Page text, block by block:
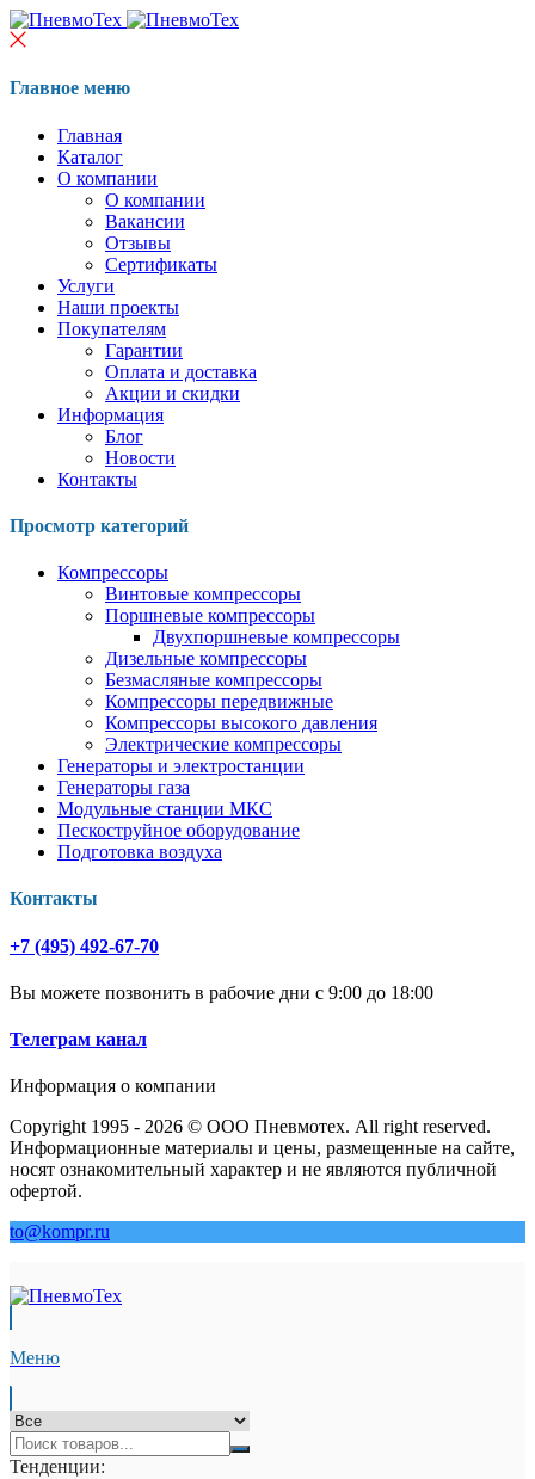
Главное меню
Главная
Каталог
О компании
О компании
Вакансии
Отзывы
Сертификаты
Услуги
Наши проекты
Покупателям
Гарантии
Оплата и доставка
Акции и скидки
Информация
Блог
Новости
Контакты
Просмотр категорий
Компрессоры
Винтовые компрессоры
Поршневые компрессоры
Двухпоршневые компрессоры
Дизельные компрессоры
Безмасляные компрессоры
Компрессоры передвижные
Компрессоры высокого давления
Электрические компрессоры
Генераторы и электростанции
Генераторы газа
Модульные станции МКС
Пескоструйное оборудование
Подготовка воздуха
Контакты
+7 (495) 492-67-70
Вы можете позвонить в рабочие дни с 9:00 до 18:00
Телеграм канал
Информация о компании
Copyright 1995 - 2026 © ООО Пневмотех. All right reserved.
Информационные материалы и цены, размещенные на сайте,
носят ознакомительный характер и не являются публичной
офертой.
to@kompr.ru
Меню
Тенденции: